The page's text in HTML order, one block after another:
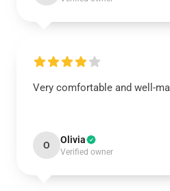
Very comfortable and well-
O Olivia
Verified owner